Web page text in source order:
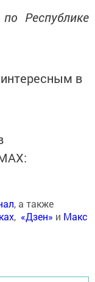
Республике
в
, а также
, «Дзен» и Макс